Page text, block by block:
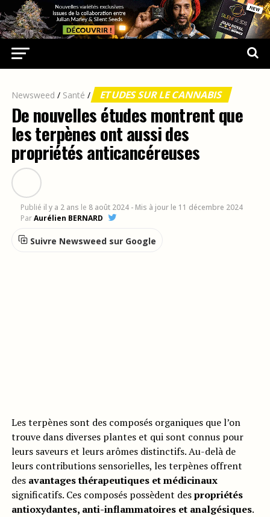
Newsweed / Santé / ETUDES SUR LE CANNABIS
De nouvelles études montrent que
les terpènes ont aussi des
propriétés anticancéreuses
Publié il y a 2 ans le 8 août 2024 - Mis à jour le 11 décembre 2024
ParAurélien BERNARD
Suivre Newsweed sur Google
Les terpènes sont des composés organiques que l’on
trouve dans diverses plantes et qui sont connus pour
leurs saveurs et leurs arômes distinctifs. Au-delà de
leurs contributions sensorielles, les terpènes offrent
des avantages thérapeutiques et médicinaux
significatifs. Ces composés possèdent despropriétés
antioxydantes, anti-inflammatoires et analgésiques.